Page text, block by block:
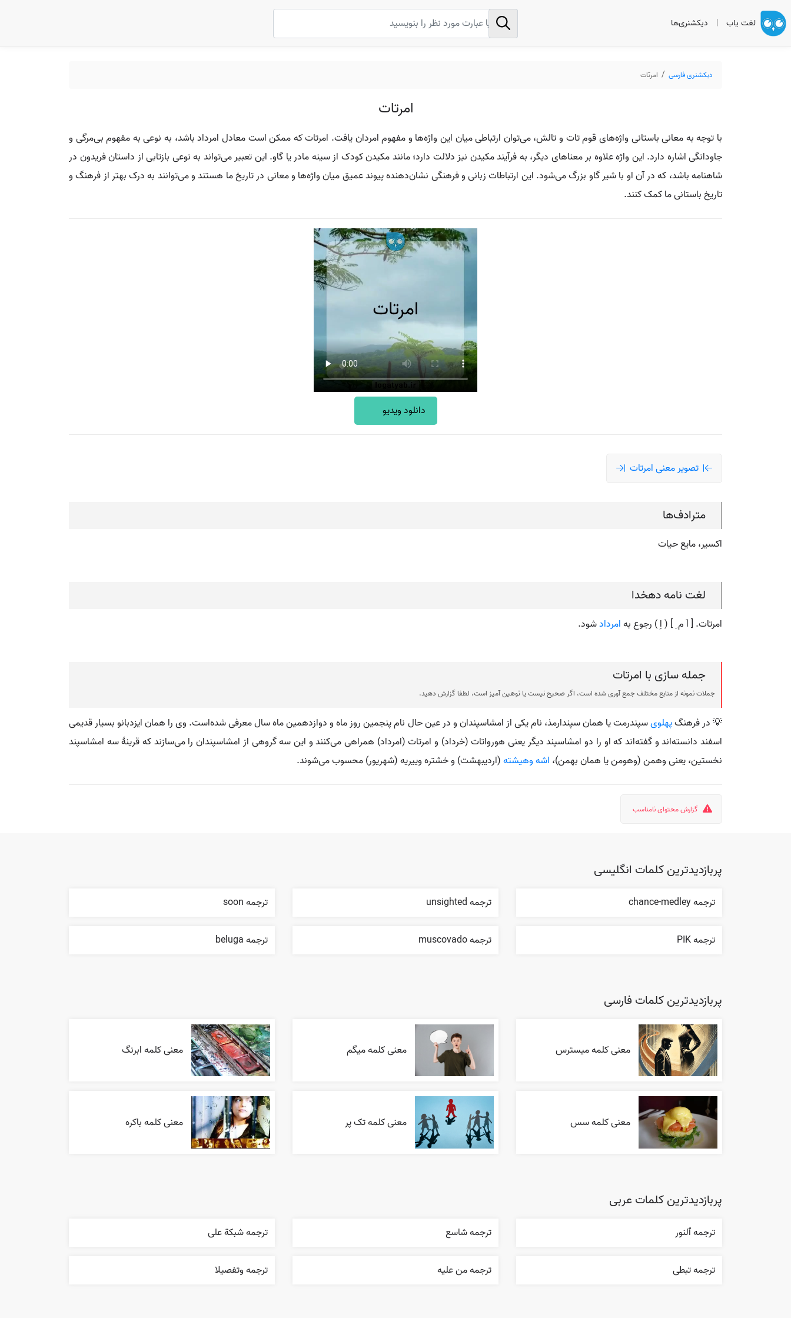
لغت یاب | دیکشنری‌ها
دیکشنری فارسی امرتات
امرتات
با توجه به معانی باستانی واژه‌های قوم تات و تالش، می‌توان ارتباطی میان این واژه‌ها و مفهوم امردان یافت. امرتات که ممکن است معادل امرداد باشد، به نوعی به مفهوم بی‌مرگی و
جاودانگی اشاره دارد. این واژه علاوه بر معناهای دیگر، به فرآیند مکیدن نیز دلالت دارد؛ مانند مکیدن کودک از سینه مادر یا گاو. این تعبیر می‌تواند به نوعی بازتابی از داستان فریدون در
شاهنامه باشد، که در آن او با شیر گاو بزرگ می‌شود. این ارتباطات زبانی و فرهنگی نشان‌دهنده پیوند عمیق میان واژه‌ها و معانی در تاریخ ما هستند و می‌توانند به درک بهتر از فرهنگ و
تاریخ باستانی ما کمک کنند.
دانلود ویدیو
تصویر معنی امرتات
مترادف‌ها
اکسیر، مایع حیات
لغت نامه دهخدا
امرتات. [ اَ م ِ ] ( اِ ) رجوع بهامردادشود.
جمله سازی با امرتات
جملات نمونه از منابع مختلف جمع آوری شده است، اگر صحیح نیست یا توهین آمیز است، لطفا گزارش دهید.
💡 در فرهنگپهلویسپندرمت یا همان سپندارمذ، نام یکی از امشاسپندان و در عین حال نام پنجمین روز ماه و دوازدهمین ماه سال معرفی شده‌است. وی را همان ایزدبانو بسیار قدیمی
اسفند دانسته‌اند و گفته‌اند که او را دو امشاسپند دیگر یعنی هورواتات (خرداد) و امرتات (امرداد) همراهی می‌کنند و این سه گروهی از امشاسپندان را می‌سازند که قرینهٔ سه امشاسپند
نخستین، یعنی وهمن (وهومن یا همان بهمن)، اشه وهیشته(اردیبهشت) و خشتره وییریه (شهریور) محسوب می‌شوند.
گزارش محتوای نامناسب
پربازدیدترین کلمات انگلیسی
ترجمه chance-medley ترجمه unsighted ترجمه soon
ترجمه PIK ترجمه muscovado ترجمه beluga
پربازدیدترین کلمات فارسی
معنی کلمه میسترس معنی کلمه میگم معنی کلمه ابرنگ
معنی کلمه سس معنی کلمه تک پر معنی کلمه باکره
پربازدیدترین کلمات عربی
ترجمه ٱلنور ترجمه شاسع ترجمه شبکة علی
ترجمه تبطی ترجمه من عليه ترجمه وتفصيلا